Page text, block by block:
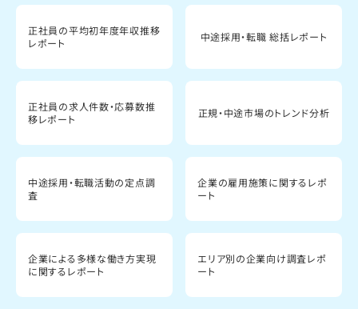
正社員の平均初年度年収推移
レポート
中途採用・転職 総括レポート
正社員の求人件数・応募数推
移レポート
正規・中途市場のトレンド分析
中途採用・転職活動の定点調
査
企業の雇用施策に関するレポ
ート
企業による多様な働き方実現
に関するレポート
エリア別の企業向け調査レポ
ート